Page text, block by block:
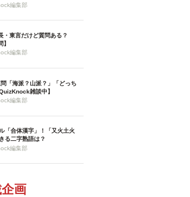
編集部
・東言だけど質問ある？
】
編集部
「海派？山派？」「どっち
雑談中】
編集部
「合体漢字」！「又火土火
る二字熟語は？
編集部
画